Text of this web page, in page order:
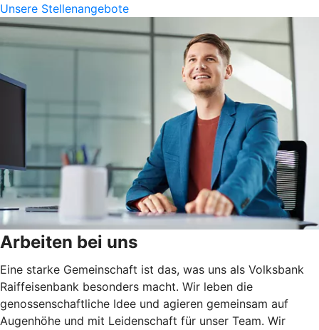
Unsere Stellenangebote
Arbeiten bei uns
Eine starke Gemeinschaft ist das, was uns als Volksbank
Raiffeisenbank besonders macht. Wir leben die
genossenschaftliche Idee und agieren gemeinsam auf
Augenhöhe und mit Leidenschaft für unser Team. Wir